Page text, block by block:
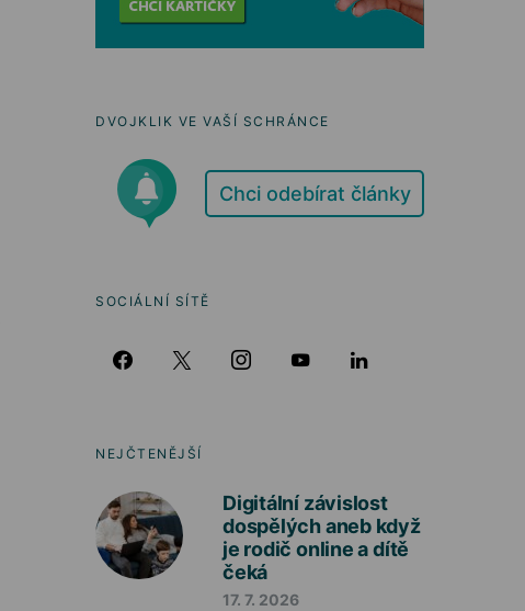
DVOJKLIK VE VAŠÍ SCHRÁNCE
Chci odebírat články
SOCIÁLNÍ SÍTĚ
NEJČTENĚJŠÍ
Digitální závislost
dospělých aneb když
je rodič online a dítě
čeká
17. 7. 2026